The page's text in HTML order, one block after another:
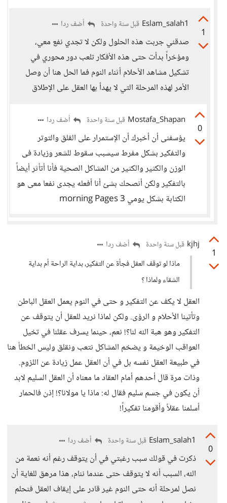
1
Eslam_salah1 قبل سنة واحدة أضف ردا
صدقني جربت هذه الحلول ولكن لا تجدي نفع معي،
ومؤخراً بدأت حتى هذه الأفكار تلعب دور محوري في
تشكيل مشاهد الأحلام أثناء النوم فما الحل هنا أن وصل
الأمر لهذه المرحلة التي لا يهدأ بها العقل على الإطلاق
0
Mostafa_Shapan قبل سنة واحدة أضف ردا
يؤسفنى أن أخبرك أن الإستمرار على القلق والتوتر
والتفكير بشكل مفرط سيسبب سقوط للشعر وزيادة فى
الوزن والكثير والكثير من المشاكل الصحية فأنا أتأثر أيضاً
بالتفكير ولكن أنصحك بشئ أنا أفعله يجدى نفعا معى هو
الكتابة بشكل يومي 3 morning Pages
1
kjhj قبل سنة واحدة
أضف ردا
ماذا لو توقف العقل فجأة عن التفكير، بداية الراحة أم بداية
الشقاء ولماذا ؟
العقل لا يكف عن التفكير و حتى في النوم يعمل العقل الباطن
وتأتينا الأحلام و الرؤى. ولكن لماذا نريد للعقل أن يتوقف عن
التفكير وهو هبة الله لنا؟! نعم، حينما يسرف عقلنا في تخيل
العواقب الوخيمة و يضخم المشاكل نتعب ونقلق وليس الخطأ هنا
في طبيعة العقل نفسه بل في أن العقل عمل زيادة عن اللزوم.
وذات مرة قال أحدهم أمام العقاد ما معناه أن العقل السليم لابد
أن يكون في جسم سليم فقال له: ماذا يا مولانا؟! إذن فالحمار
أسلمنا عقلاً وأقومنا تفكيراً!
0
Eslam_salah1 قبل سنة واحدة أضف ردا
ذكرت في قولك سبب رغبتي في أن يتوقف رغم أنه نعمة من
الله، السبب أنه لا يتوقف حتى عندما ننام، هذا مرهق للغاية أن
نصل لمرحلة أنه حتى النوم غير قادر على إيقاف العقل فنحلم